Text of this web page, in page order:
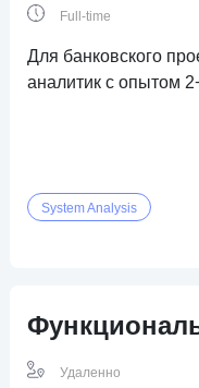
Full-time
Для банковского
аналитик с опытом
System Analysis
Удаленно